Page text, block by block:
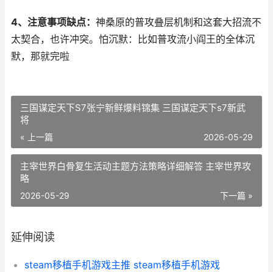
4、注意事项缺点： 神桑原的普攻叠层机制和这套大招流不
太契合，也许冲突。怕沉默：比如普攻流小阎王的全体沉
默，那就完啦
三国谋定天下S7张宁新鲜爆料锦集 三国谋定天下s7新武
将
« 上一篇 2026-05-29
主宰世界白骨复生活动主题方法策略详细解答 主宰世界攻
略
下一篇 »
2026-05-29
延伸阅读
steam移植手机游戏主推 steam移植手机游戏